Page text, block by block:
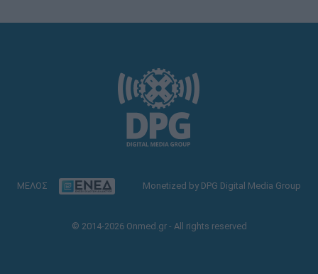
ΜΕΛΟΣ Monetized by DPG Digital Media Group
© 2014-2026 Onmed.gr - All rights reserved